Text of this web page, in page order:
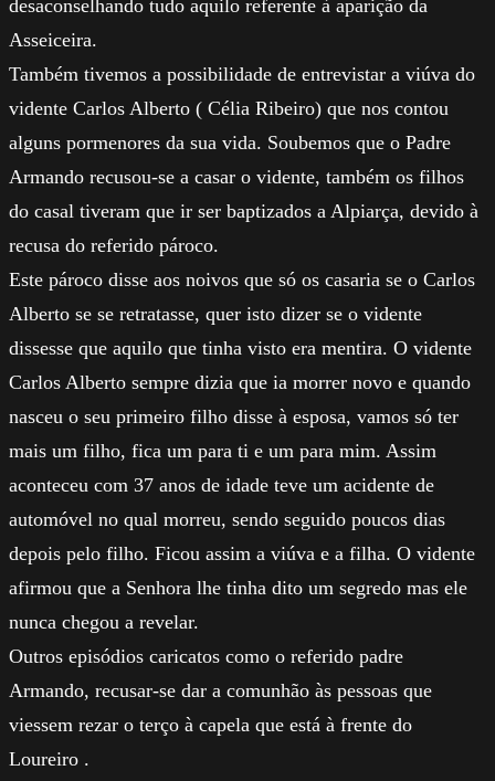
desaconselhando tudo aquilo referente à aparição da
Asseiceira.
Também tivemos a possibilidade de entrevistar a viúva do
vidente Carlos Alberto ( Célia Ribeiro) que nos contou
alguns pormenores da sua vida. Soubemos que o Padre
Armando recusou-se a casar o vidente, também os filhos
do casal tiveram que ir ser baptizados a Alpiarça, devido à
recusa do referido pároco.
Este pároco disse aos noivos que só os casaria se o Carlos
Alberto se se retratasse, quer isto dizer se o vidente
dissesse que aquilo que tinha visto era mentira. O vidente
Carlos Alberto sempre dizia que ia morrer novo e quando
nasceu o seu primeiro filho disse à esposa, vamos só ter
mais um filho, fica um para ti e um para mim. Assim
aconteceu com 37 anos de idade teve um acidente de
automóvel no qual morreu, sendo seguido poucos dias
depois pelo filho. Ficou assim a viúva e a filha. O vidente
afirmou que a Senhora lhe tinha dito um segredo mas ele
nunca chegou a revelar.
Outros episódios caricatos como o referido padre
Armando, recusar-se dar a comunhão às pessoas que
viessem rezar o terço à capela que está à frente do
Loureiro .